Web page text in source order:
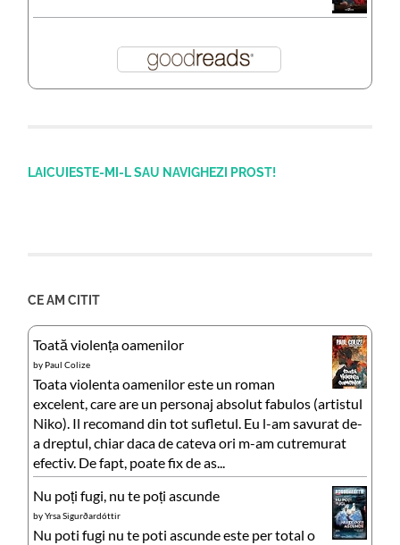
LAICUIESTE-MI-L SAU NAVIGHEZI PROST!
CE AM CITIT
Toată violența oamenilor
by Paul Colize
Toata violenta oamenilor este un roman
excelent, care are un personaj absolut fabulos (artistul
Niko). Il recomand din tot sufletul. Eu l-am savurat de-
a dreptul, chiar daca de cateva ori m-am cutremurat
efectiv. De fapt, poate fix de as...
Nu poți fugi, nu te poți ascunde
byYrsa Sigurðardóttir
Nu poti fugi nu te poti ascunde este per total o